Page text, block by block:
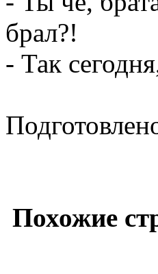
брал?!
- Так
Похожие